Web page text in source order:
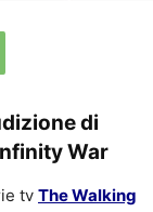
di
War
tv The Walking